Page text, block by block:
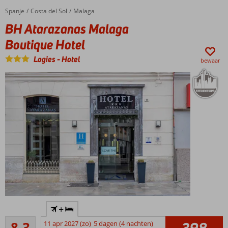
Home
Spanje Costa del Sol Malaga
BH Atarazanas Malaga Boutique Hotel
BH Atarazanas Malaga
Boutique Hotel
Logies-Hotel bewaar
centrum
Zeer goed
+
11 apr 2027 (zo) 5 dagen (4 nachten)